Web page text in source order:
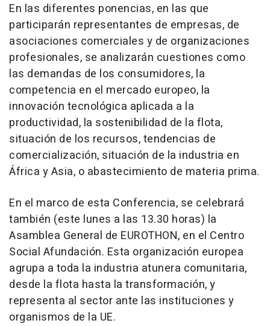
En las diferentes ponencias, en las que
participarán representantes de empresas, de
asociaciones comerciales y de organizaciones
profesionales, se analizarán cuestiones como
las demandas de los consumidores, la
competencia en el mercado europeo, la
innovación tecnológica aplicada a la
productividad, la sostenibilidad de la flota,
situación de los recursos, tendencias de
comercialización, situación de la industria en
África y Asia, o abastecimiento de materia prima.
En el marco de esta Conferencia, se celebrará
también (este lunes a las 13.30 horas) la
Asamblea General de EUROTHON, en el Centro
Social Afundación. Esta organización europea
agrupa a toda la industria atunera comunitaria,
desde la flota hasta la transformación, y
representa al sector ante las instituciones y
organismos de la UE.